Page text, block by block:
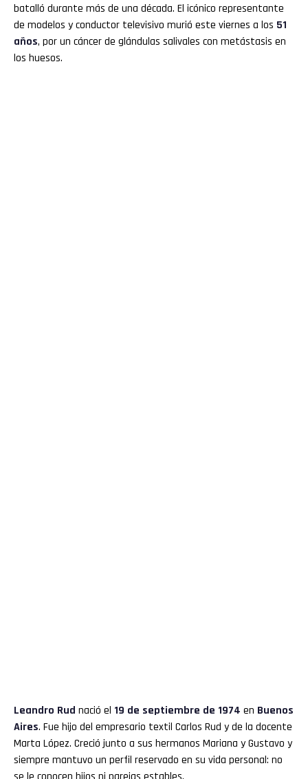
batalló durante más de una década. El icónico representante
de modelos y conductor televisivo murió este viernes a los 51
años, por un cáncer de glándulas salivales con metástasis en
los huesos.
Leandro Rud nació el 19 de septiembre de 1974 en Buenos
Aires. Fue hijo del empresario textil Carlos Rud y de la docente
Marta López. Creció junto a sus hermanos Mariana y Gustavo y
siempre mantuvo un perfil reservado en su vida personal: no